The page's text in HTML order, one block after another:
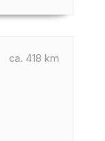
ca. 418 km